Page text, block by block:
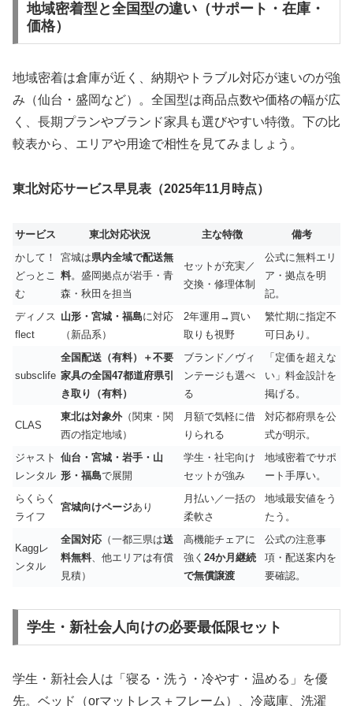
地域密着型と全国型の違い（サポート・在庫・
価格）
地域密着は倉庫が近く、納期やトラブル対応が速いのが強
み（仙台・盛岡など）。全国型は商品点数や価格の幅が広
く、長期プランやブランド家具も選びやすい特徴。下の比
較表から、エリアや用途で相性を見てみましょう。
東北対応サービス早見表（2025年11月時点）
サービス 東北対応状況 主な特徴
備考
かして！
どっとこ
む
宮城は県内全域で配送無
料。盛岡拠点が岩手・青
森・秋田を担当
セットが充実／
交換・修理体制
公式に無料エリ
ア・拠点を明
記。
ディノス
flect
山形・宮城・福島に対応
（新品系）
2年運用→買い
取りも視野
繁忙期に指定不
可日あり。
subsclife
全国配送（有料）＋不要
家具の全国47都道府県引
き取り（有料）
ブランド／ヴィ
ンテージも選べ
る
「定価を超えな
い」料金設計を
掲げる。
CLAS
東北は対象外 （関東・関
西の指定地域）
月額で気軽に借
りられる
対応都府県を公
式が明示。
ジャスト
レンタル
仙台・宮城・岩手・山
形・福島で展開
学生・社宅向け
セットが強み
地域密着でサポ
ート手厚い。
らくらく
ライフ
宮城向けページあり
月払い／一括の
柔軟さ
地域最安値をう
たう。
Kaggレ
ンタル
全国対応 （一都三県は送
料無料、他エリアは有償
見積）
高機能チェアに
強く 24か月継続
で無償譲渡
公式の注意事
項・配送案内を
要確認。
学生・新社会人向けの必要最低限セット
学生・新社会人は「寝る・洗う・冷やす・温める」を優
先。ベッド（orマットレス＋フレーム）、冷蔵庫、洗濯